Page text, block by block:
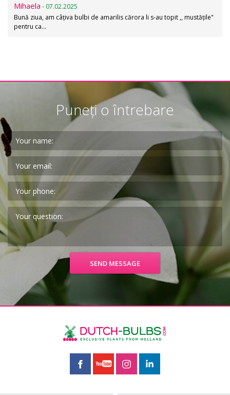
Mihaela - 07.02.2025
Bună ziua, am câțiva bulbi de amarilis cărora li s-au topit ,, mustățile"
pentru ca…
Puneți o întrebare